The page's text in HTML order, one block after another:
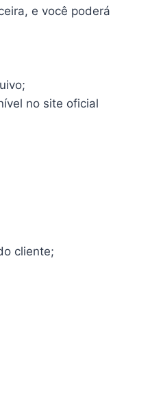
e você poderá
no site oficial
cliente;